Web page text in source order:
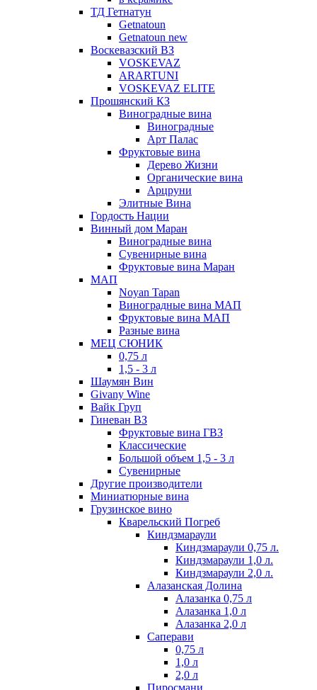
ТД Гетнатун
Getnatoun
Getnatoun new
Воскевазский ВЗ
VOSKEVAZ
ARARTUNI
VOSKEVAZ ELITE
Прошянский КЗ
Виноградные вина
Виноградные
Арт Палас
Фруктовые вина
Дерево Жизни
Органические вина
Арцруни
Элитные Вина
Гордость Нации
Винный дом Маран
Виноградные вина
Сувенирные вина
Фруктовые вина Маран
МАП
Noyan Tapan
Виноградные вина МАП
Фруктовые вина МАП
Разные вина
МЕЦ СЮНИК
0,75 л
1,5 - 3 л
Шаумян Вин
Givany Wine
Вайк Груп
Гиневан ВЗ
Фруктовые вина ГВЗ
Классические
Большой объем 1,5 - 3 л
Сувенирные
Другие производители
Миниатюрные вина
Грузинское вино
Кварельский Погреб
Киндзмараули
Киндзмараули 0,75 л.
Киндзмараули 1,0 л.
Киндзмараули 2,0 л.
Алазанская Долина
Алазанка 0,75 л
Алазанка 1,0 л
Алазанка 2,0 л
Саперави
0,75 л
1,0 л
2,0 л
Пиросмани